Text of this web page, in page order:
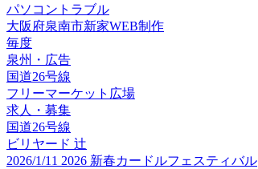
パソコントラブル
大阪府泉南市新家WEB制作
毎度
泉州・広告
国道26号線
フリーマーケット広場
求人・募集
国道26号線
ビリヤード 辻
2026/1/11 2026 新春カードルフェスティバル